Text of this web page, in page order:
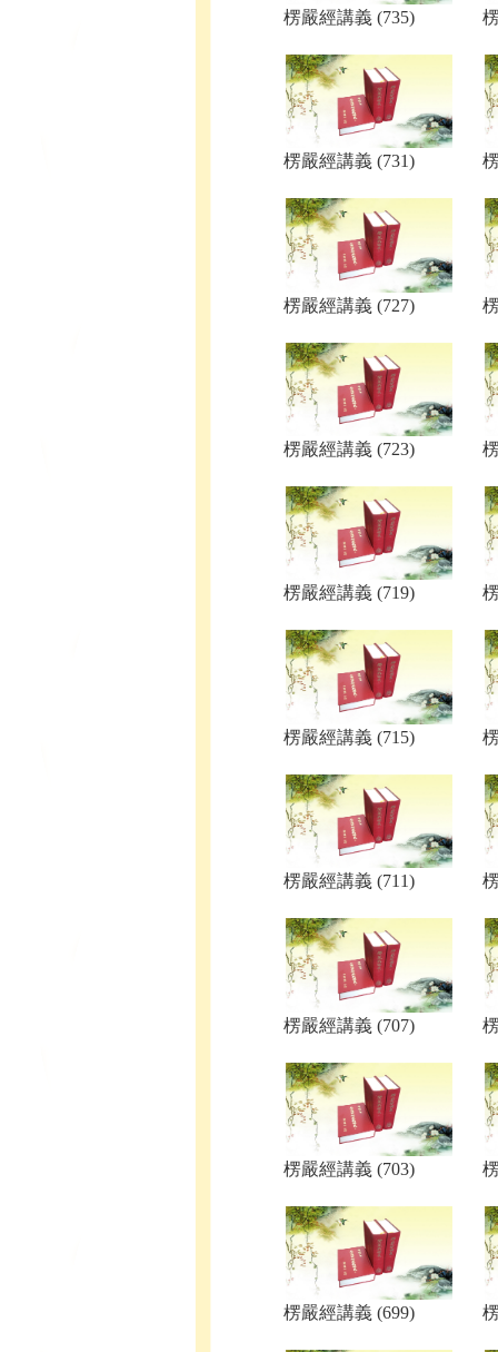
楞嚴經講義 (735)
楞嚴經講義 (731)
楞嚴經講義 (727)
楞嚴經講義 (723)
楞嚴經講義 (719)
楞嚴經講義 (715)
楞嚴經講義 (711)
楞嚴經講義 (707)
楞嚴經講義 (703)
楞嚴經講義 (699)